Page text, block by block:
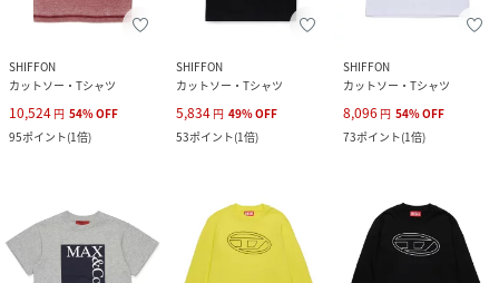
SHIFFON
カットソー・Tシャツ
10,524 円 54%OFF
95ポイント(1倍)
SHIFFON
カットソー・Tシャツ
5,834 円 49%OFF
53ポイント(1倍)
SHIFFON
カットソー・Tシャツ
8,096 円 54%OFF
73ポイント(1倍)